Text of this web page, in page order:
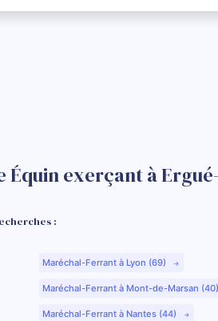
Équin exerçant à
:
Maréchal-Ferrant à Lyon (69)
Maréchal-Ferrant à Mont-de-Marsan
Maréchal-Ferrant à Nantes (44)